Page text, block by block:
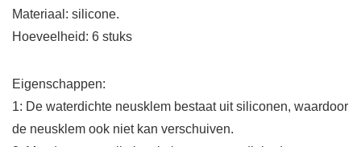
Materiaal: silicone.
Hoeveelheid: 6 stuks
Eigenschappen:
1: De waterdichte neusklem bestaat uit siliconen, waardoor
de neusklem ook niet kan verschuiven.